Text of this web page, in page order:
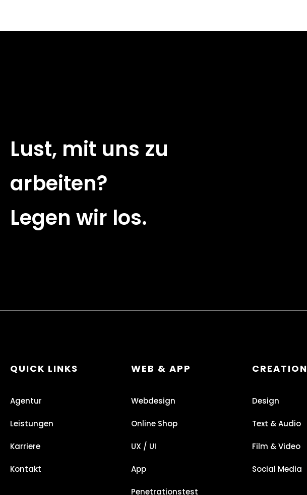
Lust, mit uns zu
arbeiten?
Legen wir los.
QUICK LINKS
Agentur
Leistungen
Karriere
Kontakt
WEB & APP
Webdesign
Online Shop
UX / UI
App
Penetrationstest
CREATION
Design
Text & Audio
Film & Video
Social Media